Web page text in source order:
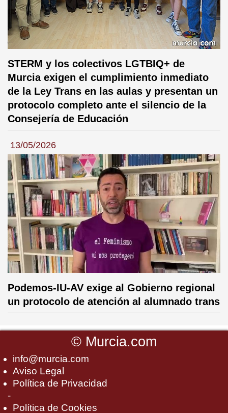
STERM y los colectivos LGTBIQ+ de
Murcia exigen el cumplimiento inmediato
de la Ley Trans en las aulas y presentan un
protocolo completo ante el silencio de la
Consejería de Educación
13/05/2026
Podemos-IU-AV exige al Gobierno regional
un protocolo de atención al alumnado trans
© Murcia.com
info@murcia.com
Aviso Legal
Política de Privacidad
-
Política de Cookies